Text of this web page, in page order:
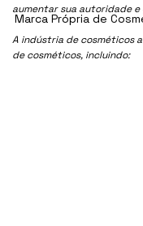
aumentar sua autoridade e
A indústria de cosméticos
de cosméticos, incluindo:
Marca Própria de